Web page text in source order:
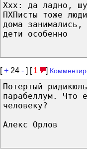
Xxx: да ладно,
ПХПисты тоже
дома
дети особенно
[+ 24 - ] [ 1 ]
Потертый
парабеллум. Что
человеку?
Алекс Орлов